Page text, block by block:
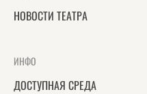
НОВОСТИ ТЕАТРА
ИНФО
ДОСТУПНАЯ СРЕДА